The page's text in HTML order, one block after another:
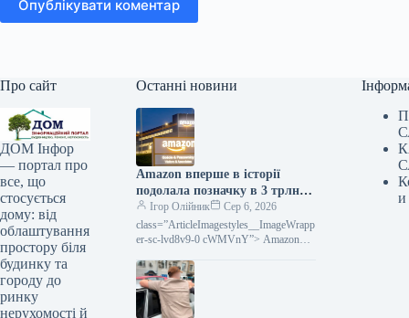
Опублікувати коментар
Про сайт
ДОМ Інфор
— портал про
все, що
стосується
дому: від
облаштування
простору біля
будинку та
городу до
ринку
нерухомості й
Останні новини
Amazon вперше в історії
подолала позначку в 3 трлн
доларів ринкової капіталізації
Ігор Олійник
Сер 6, 2026
class=”ArticleImagestyles__ImageWrapp
er-sc-lvd8v9-0 cWMVnY”> Amazon
серед компаній «великої
сімки»Amazon вперше досягла
ринкової
и